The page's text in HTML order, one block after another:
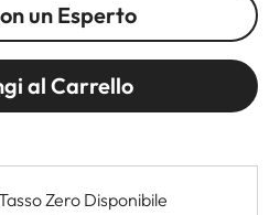
un Esperto
al Carrello
Zero Disponibile